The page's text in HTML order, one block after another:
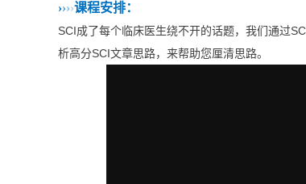
››››课程安排：
SCI成了每个临床医生绕不开的话题，我们通过
析高分SCI文章思路，来帮助您厘清思路。